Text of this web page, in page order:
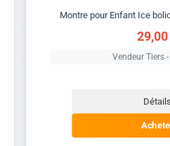
Montre pour Enfant Ice
Vendeur Tiers
Détails